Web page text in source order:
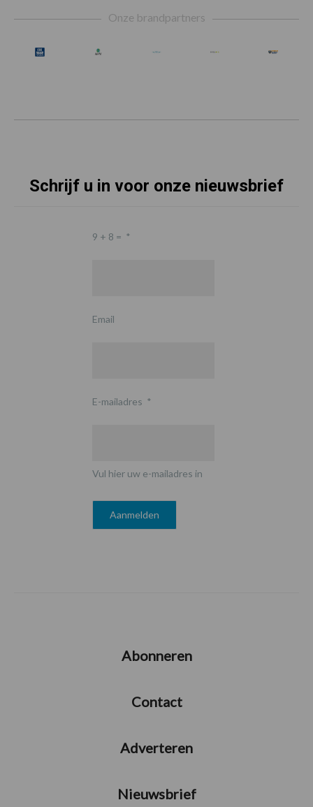
Onze brandpartners
Schrijf u in voor onze nieuwsbrief
9 + 8 = *
Email
E-mailadres *
Vul hier uw e-mailadres in
Abonneren
Contact
Adverteren
Nieuwsbrief